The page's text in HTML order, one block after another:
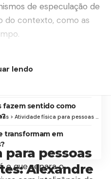
de especulação de
do contexto, como as
fazem sentido como
transformam em
o que separa o
lendo
> Atividade física para pessoas neurodivergentes: Alexandre Costa Pedrosa apresenta adaptações e benefícios comprovados
pessoas
Alexandre